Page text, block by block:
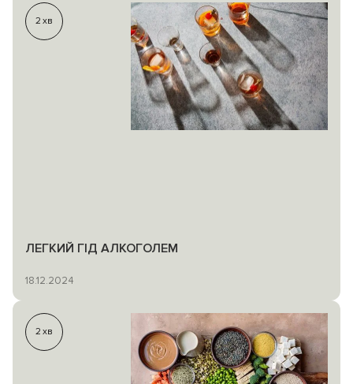
2 хв
ЛЕГКИЙ ГІД АЛКОГОЛЕМ
18.12.2024
2 хв